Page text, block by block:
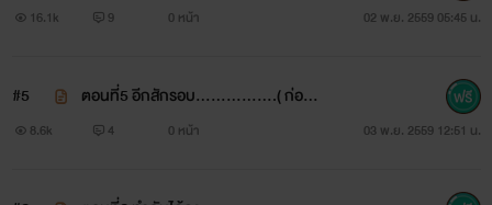
เมียอานะค่ะคนดี )
16.1k 9 0 หน้า 02 พ.ย. 2559 05:45 น.
#5
ตอนที่5 อีกสักรอบ…………….( ก่อนไ
ปทำงาน )
8.6k 4 0 หน้า 03 พ.ย. 2559 12:51 น.